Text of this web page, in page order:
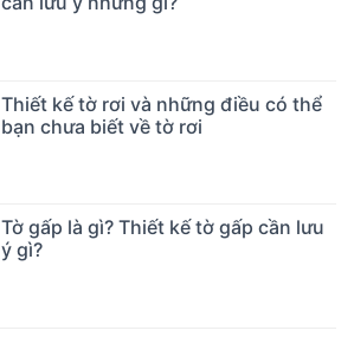
Thiết kế tờ rơi và những điều có thể
bạn chưa biết về tờ rơi
Tờ gấp là gì? Thiết kế tờ gấp cần lưu
ý gì?